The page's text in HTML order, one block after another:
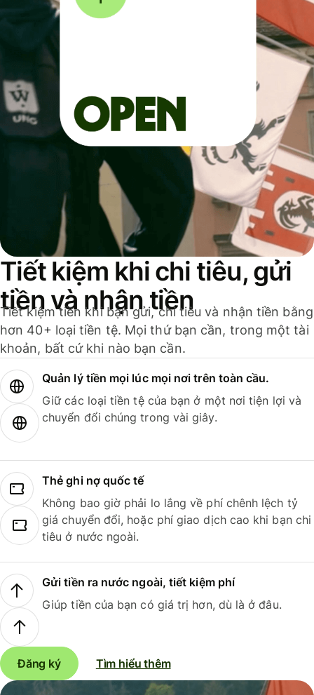
Tiết kiệm khi chi tiêu, gửi
tiền và nhận tiền
Tiết kiệm tiền khi bạn gửi, chi tiêu và nhận tiền bằng
hơn 40+ loại tiền tệ. Mọi thứ bạn cần, trong một tài
khoản, bất cứ khi nào bạn cần.
Quản lý tiền mọi lúc mọi nơi trên toàn cầu.
Giữ các loại tiền tệ của bạn ở một nơi tiện lợi và
chuyển đổi chúng trong vài giây.
Thẻ ghi nợ quốc tế
Không bao giờ phải lo lắng về phí chênh lệch tỷ
giá chuyển đổi, hoặc phí giao dịch cao khi bạn chi
tiêu ở nước ngoài.
Gửi tiền ra nước ngoài, tiết kiệm phí
Giúp tiền của bạn có giá trị hơn, dù là ở đâu.
Đăng ký Tìm hiểu thêm